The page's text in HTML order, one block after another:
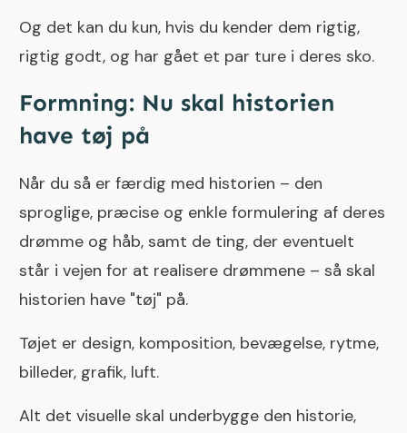
Og det kan du kun, hvis du kender dem rigtig,
rigtig godt, og har gået et par ture i deres sko.
Formning: Nu skal historien
have tøj på
Når du så er færdig med historien – den
sproglige, præcise og enkle formulering af deres
drømme og håb, samt de ting, der eventuelt
står i vejen for at realisere drømmene – så skal
historien have "tøj" på.
Tøjet er design, komposition, bevægelse, rytme,
billeder, grafik, luft.
Alt det visuelle skal underbygge den historie,